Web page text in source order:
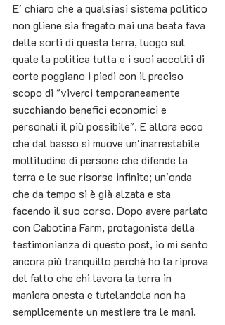
E' chiaro che a qualsiasi sistema politico
non gliene sia fregato mai una beata fava
delle sorti di questa terra, luogo sul
quale la politica tutta e i suoi accoliti di
corte poggiano i piedi con il preciso
scopo di "viverci temporaneamente
succhiando benefici economici e
personali il più possibile". E allora ecco
che dal basso si muove un'inarrestabile
moltitudine di persone che difende la
terra e le sue risorse infinite; un'onda
che da tempo si è già alzata e sta
facendo il suo corso. Dopo avere parlato
con Cabotina Farm, protagonista della
testimonianza di questo post, io mi sento
ancora più tranquillo perché ho la riprova
del fatto che chi lavora la terra in
maniera onesta e tutelandola non ha
semplicemente un mestiere tra le mani,